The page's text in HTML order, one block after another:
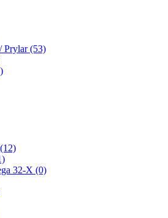
Prylar(53)
(12)
32-X (0)